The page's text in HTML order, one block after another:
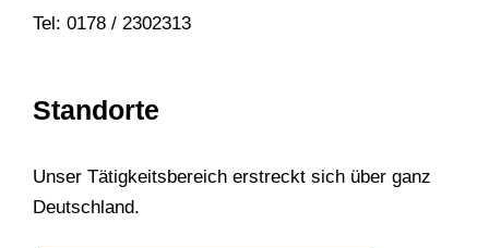
Tel: 0178 / 2302313
Standorte
Unser Tätigkeitsbereich erstreckt sich über ganz
Deutschland.